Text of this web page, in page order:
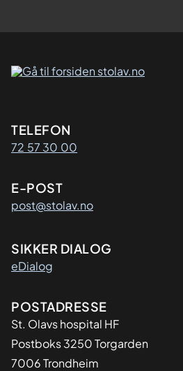
Kontaktinformasjon
TELEFON
72 57 30 00
E-POST
post@stolav.no
SIKKER DIALOG
eDialog
Adresse
POSTADRESSE
St. Olavs hospital HF
Postboks 3250 Torgarden
7006 Trondheim